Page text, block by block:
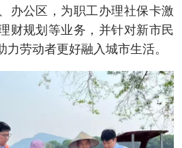
办公区，为职工办理社保卡激
财规划等业务，并针对新市民
劳动者更好融入城市生活。